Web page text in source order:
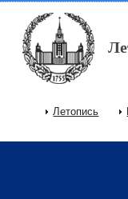
Перейти к основному
Главное меню
Летопись